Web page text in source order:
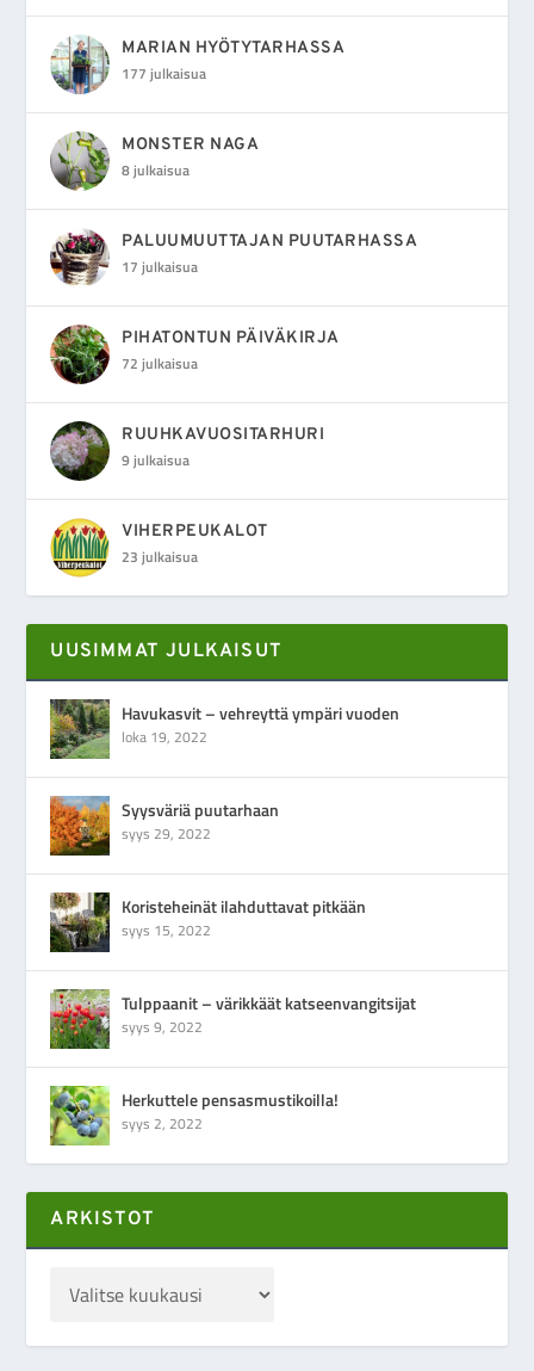
MARIAN HYÖTYTARHASSA
177 julkaisua
MONSTER NAGA
8 julkaisua
PALUUMUUTTAJAN PUUTARHASSA
17 julkaisua
PIHATONTUN PÄIVÄKIRJA
72 julkaisua
RUUHKAVUOSITARHURI
9 julkaisua
VIHERPEUKALOT
23 julkaisua
UUSIMMAT JULKAISUT
Havukasvit – vehreyttä ympäri vuoden
loka 19, 2022
Syysväriä puutarhaan
syys 29, 2022
Koristeheinät ilahduttavat pitkään
syys 15, 2022
Tulppaanit – värikkäät katseenvangitsijat
syys 9, 2022
Herkuttele pensasmustikoilla!
syys 2, 2022
ARKISTOT